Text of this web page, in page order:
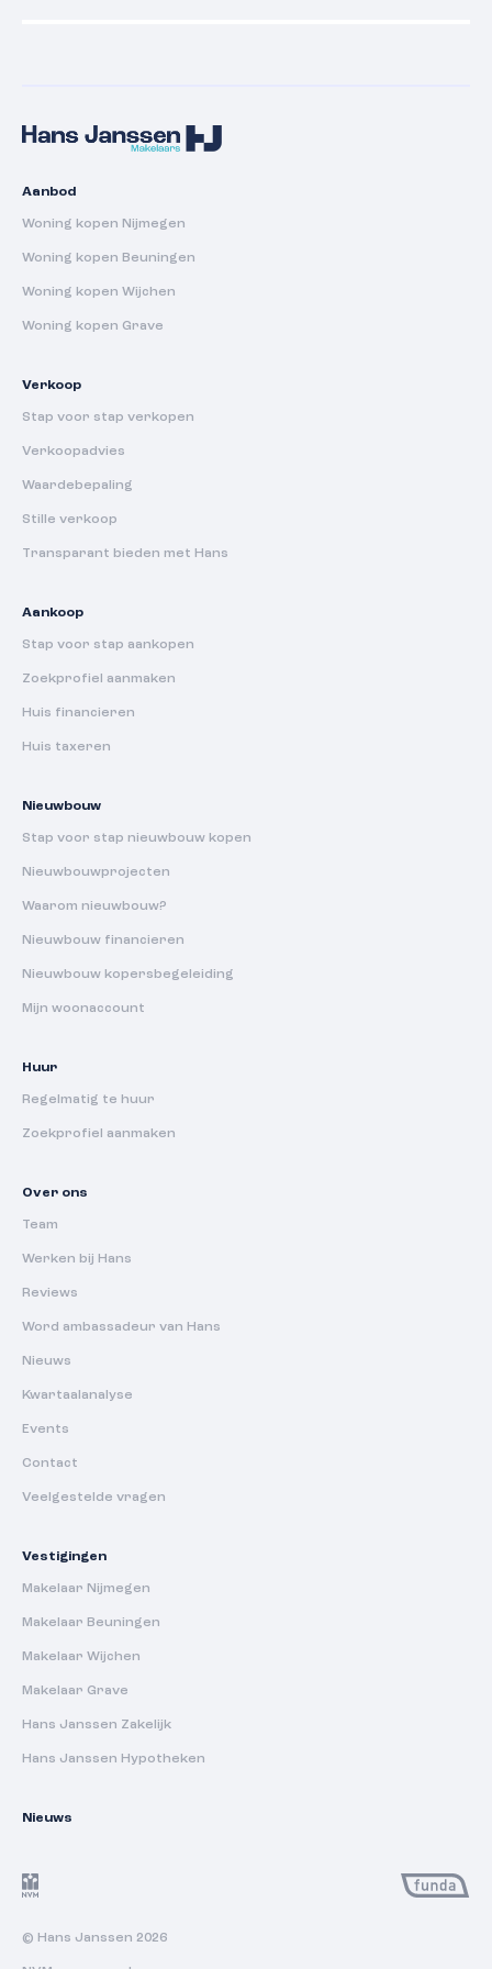
Aanbod
Woning kopen Nijmegen
Woning kopen Beuningen
Woning kopen Wijchen
Woning kopen Grave
Verkoop
Stap voor stap verkopen
Verkoopadvies
Waardebepaling
Stille verkoop
Transparant bieden met Hans
Aankoop
Stap voor stap aankopen
Zoekprofiel aanmaken
Huis financieren
Huis taxeren
Nieuwbouw
Stap voor stap nieuwbouw kopen
Nieuwbouwprojecten
Waarom nieuwbouw?
Nieuwbouw financieren
Nieuwbouw kopersbegeleiding
Mijn woonaccount
Huur
Regelmatig te huur
Zoekprofiel aanmaken
Over ons
Team
Werken bij Hans
Reviews
Word ambassadeur van Hans
Nieuws
Kwartaalanalyse
Events
Contact
Veelgestelde vragen
Vestigingen
Makelaar Nijmegen
Makelaar Beuningen
Makelaar Wijchen
Makelaar Grave
Hans Janssen Zakelijk
Hans Janssen Hypotheken
Nieuws
© Hans Janssen 2026